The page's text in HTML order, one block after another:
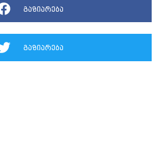
გაზიარება
გაზიარება